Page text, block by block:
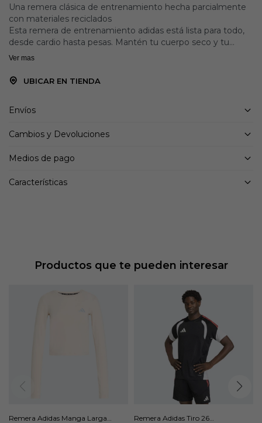
Una remera clásica de entrenamiento hecha parcialmente
con materiales reciclados
Esta remera de entrenamiento adidas está lista para todo,
desde cardio hasta pesas. Mantén tu cuerpo seco y tu
mente concentrada sin importar la intensidad del
absorbe la humedad. El ajuste ceñido te permite moverte
materiales reciclados Utilizando materiales reciclados
recursos finitos y la huella que generan los productos que
Ajuste ceñido
Ver mas
UBICAR EN TIENDA
Envíos
Cambios y Devoluciones
Medios de pago
Características
Productos que te pueden interesar
Remera Adidas Manga Larga
Remera Adidas Tiro 26